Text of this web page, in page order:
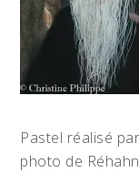
Pastel réalisé
photo de